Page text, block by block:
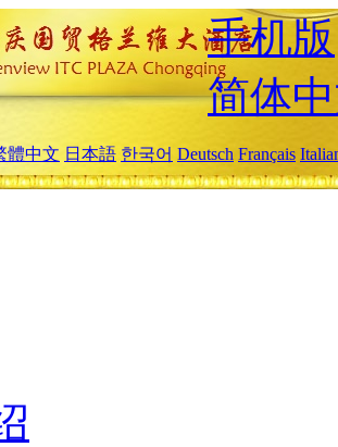
手机版
简体
體中文 日本語 한국어 Deutsch Français